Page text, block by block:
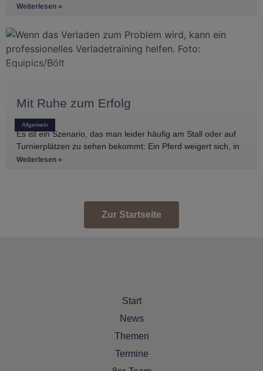
haben, gibt es
Weiterlesen »
Allgemein
Mit Ruhe zum Erfolg
Es ist ein Szenario, das man leider häufig am Stall oder auf
Turnierplätzen zu sehen bekommt: Ein Pferd weigert sich, in
den Anhänger zu
Weiterlesen »
Zur Startseite
Start
News
Themen
Termine